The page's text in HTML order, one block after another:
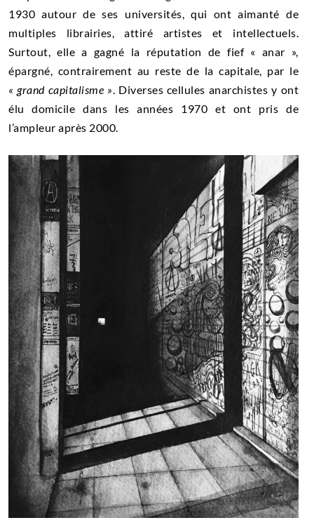
1930 autour de ses universités, qui ont aimanté de
multiples librairies, attiré artistes et intellectuels.
Surtout, elle a gagné la réputation de fief « anar »,
épargné, contrairement au reste de la capitale, par le
« grand capitalisme » . Diverses cellules anarchistes y ont
élu domicile dans les années 1970 et ont pris de
l’ampleur après 2000.